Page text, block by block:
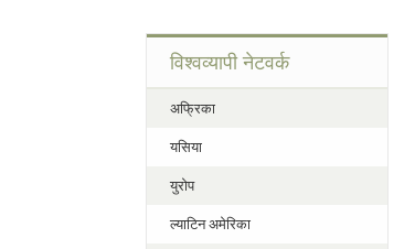
विश्वव्यापी नेटवर्क
अफ्रिका
यसिया
युरोप
ल्याटिन अमेरिका